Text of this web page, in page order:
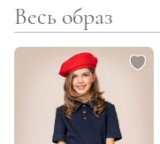
Весь образ